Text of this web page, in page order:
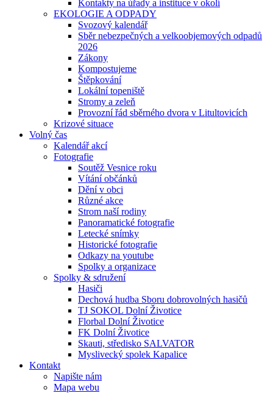
Kontakty na úřady a instituce v okolí
EKOLOGIE A ODPADY
Svozový kalendář
Sběr nebezpečných a velkoobjemových odpadů
2026
Zákony
Kompostujeme
Štěpkování
Lokální topeniště
Stromy a zeleň
Provozní řád sběrného dvora v Litultovicích
Krizové situace
Volný čas
Kalendář akcí
Fotografie
Soutěž Vesnice roku
Vítání občánků
Dění v obci
Různé akce
Strom naší rodiny
Panoramatické fotografie
Letecké snímky
Historické fotografie
Odkazy na youtube
Spolky a organizace
Spolky & sdružení
Hasiči
Dechová hudba Sboru dobrovolných hasičů
TJ SOKOL Dolní Životice
Florbal Dolní Životice
FK Dolní Životice
Skauti, středisko SALVATOR
Myslivecký spolek Kapalice
Kontakt
Napište nám
Mapa webu